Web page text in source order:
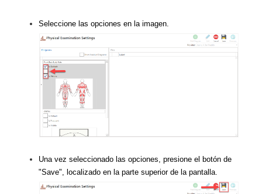
Seleccione las opciones en la imagen.
Una vez seleccionado las opciones, presione el botón de
"Save", localizado en la parte superior de la pantalla.